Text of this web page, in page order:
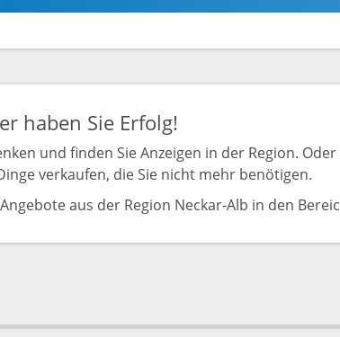
*
haben Sie Erfolg!
und finden Sie Anzeigen in der Region.
verkaufen, die Sie nicht mehr benötigen.
aus der Region Neckar-Alb in den